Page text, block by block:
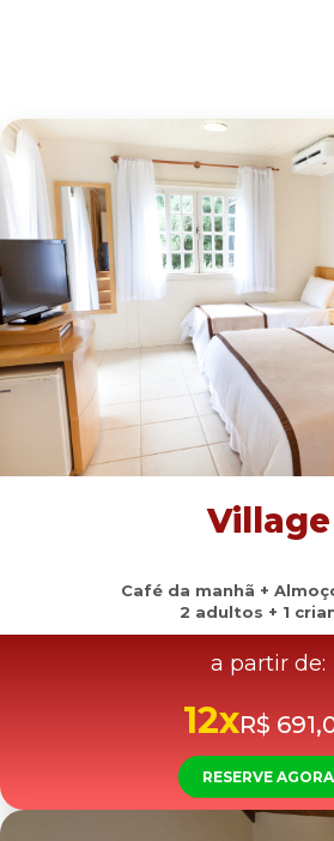
Village
Café da manhã +
2 adultos + 1
a partir de:
12xR$
RESERVE AGORA